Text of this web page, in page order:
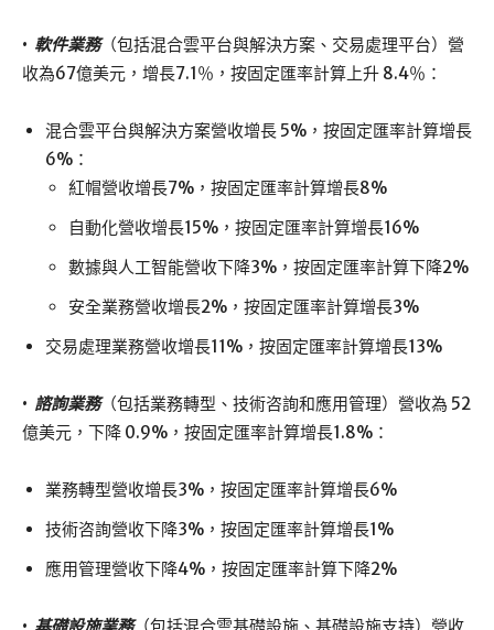
• 軟件業務（包括混合雲平台與解決方案、交易處理平台）營
收為67億美元，增長7.1％，按固定匯率計算上升 8.4％：
混合雲平台與解決方案營收增長 5%，按固定匯率計算增長
6%：
紅帽營收增長7%，按固定匯率計算增長8%
自動化營收增長15%，按固定匯率計算增長16%
數據與人工智能營收下降3%，按固定匯率計算下降2%
安全業務營收增長2%，按固定匯率計算增長3%
交易處理業務營收增長11%，按固定匯率計算增長13%
• 諮詢業務（包括業務轉型、技術咨詢和應用管理）營收為 52
億美元，下降 0.9%，按固定匯率計算增長1.8%：
業務轉型營收增長3%，按固定匯率計算增長6%
技術咨詢營收下降3%，按固定匯率計算增長1%
應用管理營收下降4%，按固定匯率計算下降2%